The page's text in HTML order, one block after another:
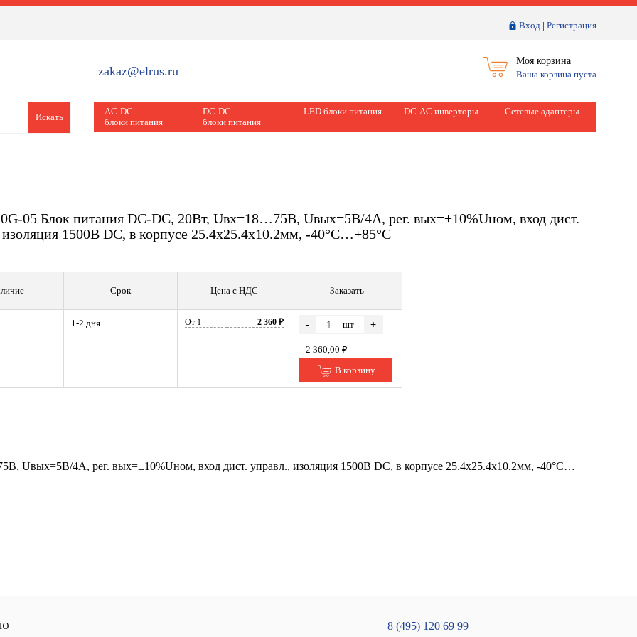
Вход | Регистрация
zakaz@elrus.ru
Моя корзина
Ваша корзина пуста
Искать
AC-DC
блоки питания
DC-DC
блоки питания
LED блоки питания DC-AC инверторы Сетевые адаптеры
05 Блок питания DC-DC, 20Вт, Uвх=18…75B, Uвых=5В/4А, рег. вых=±10%Uном, вход дист.
изоляция 1500В DC, в корпусе 25.4х25.4х10.2мм, -40°С…+85°С
Срок Цена с НДС Заказать
1-2 дня От 1 2 360 ₽ - шт +
= 2 360,00 ₽
В корзину
Uвых=5В/4А, рег. вых=±10%Uном, вход дист. управл., изоляция 1500В DC, в корпусе 25.4х25.4х10.2мм, -40°С…
8 (495) 120 69 99